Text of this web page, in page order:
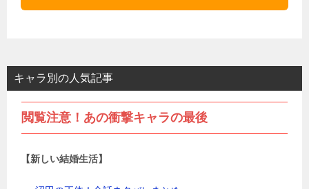
キャラ別の人気記事
閲覧注意！あの衝撃キャラの最後
【新しい結婚生活】